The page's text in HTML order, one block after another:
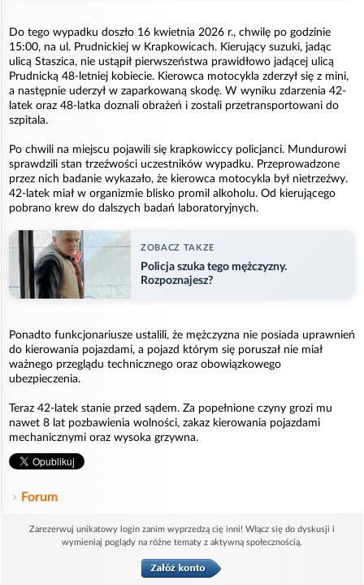
Do tego wypadku doszło 16 kwietnia 2026 r., chwilę po godzinie
15:00, na ul. Prudnickiej w Krapkowicach. Kierujący suzuki, jadąc
ulicą Staszica, nie ustąpił pierwszeństwa prawidłowo jadącej ulicą
Prudnicką 48-letniej kobiecie. Kierowca motocykla zderzył się z mini,
a następnie uderzył w zaparkowaną skodę. W wyniku zdarzenia 42-
latek oraz 48-latka doznali obrażeń i zostali przetransportowani do
szpitala.
Po chwili na miejscu pojawili się krapkowiccy policjanci. Mundurowi
sprawdzili stan trzeźwości uczestników wypadku. Przeprowadzone
przez nich badanie wykazało, że kierowca motocykla był nietrzeźwy.
42-latek miał w organizmie blisko promil alkoholu. Od kierującego
pobrano krew do dalszych badań laboratoryjnych.
ZOBACZ TAKZE
Policja szuka tego mężczyzny.
Rozpoznajesz?
Ponadto funkcjonariusze ustalili, że mężczyzna nie posiada uprawnień
do kierowania pojazdami, a pojazd którym się poruszał nie miał
ważnego przeglądu technicznego oraz obowiązkowego
ubezpieczenia.
Teraz 42-latek stanie przed sądem. Za popełnione czyny grozi mu
nawet 8 lat pozbawienia wolności, zakaz kierowania pojazdami
mechanicznymi oraz wysoka grzywna.
Forum
Zarezerwuj unikatowy login zanim wyprzedzą cię inni! Włącz się do dyskusji i
wymieniaj poglądy na różne tematy z aktywną społecznością.